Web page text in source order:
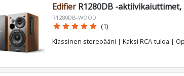
EdifierR1280DB -
R1280DB-WOOD
star star star star star (1)
Klassinen stereoääni | Kaksi RCA‑tuloa |